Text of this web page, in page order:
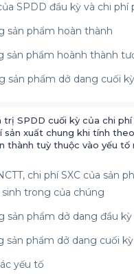
SPDD đầu kỳ và chi
sản phẩm hoàn thành
sản phẩm hoành thành
sản phẩm dở dang cuối kỳ
trị SPDD cuối kỳ của chi
sản xuất chung khi tính
thành tuỳ thuộc vào yếu tố
chi phí SXC của sản
trong của chúng
sản phẩm dở dang đầu kỳ
sản phẩm dở dang cuối kỳ
yếu tố